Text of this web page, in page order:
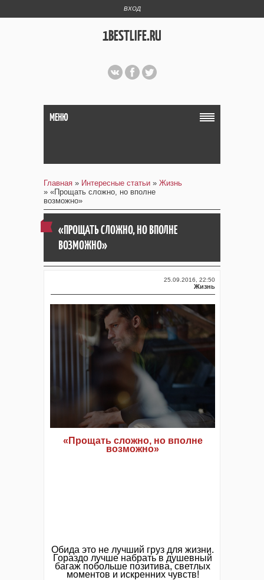
ВХОД
1BESTLIFE.RU
МЕНЮ
Главная » Интересные статьи » Жизнь
» «Прощать сложно, но вполне
возможно»
«ПРОЩАТЬ СЛОЖНО, НО ВПОЛНЕ
ВОЗМОЖНО»
25.09.2016, 22:50
Жизнь
«Прощать сложно, но вполне
возможно»
Обида это не лучший груз для жизни.
Гораздо лучше набрать в душевный
багаж побольше позитива, светлых
моментов и искренних чувств!